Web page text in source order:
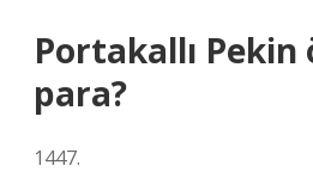
Portakallı Pekin
para?
1447.